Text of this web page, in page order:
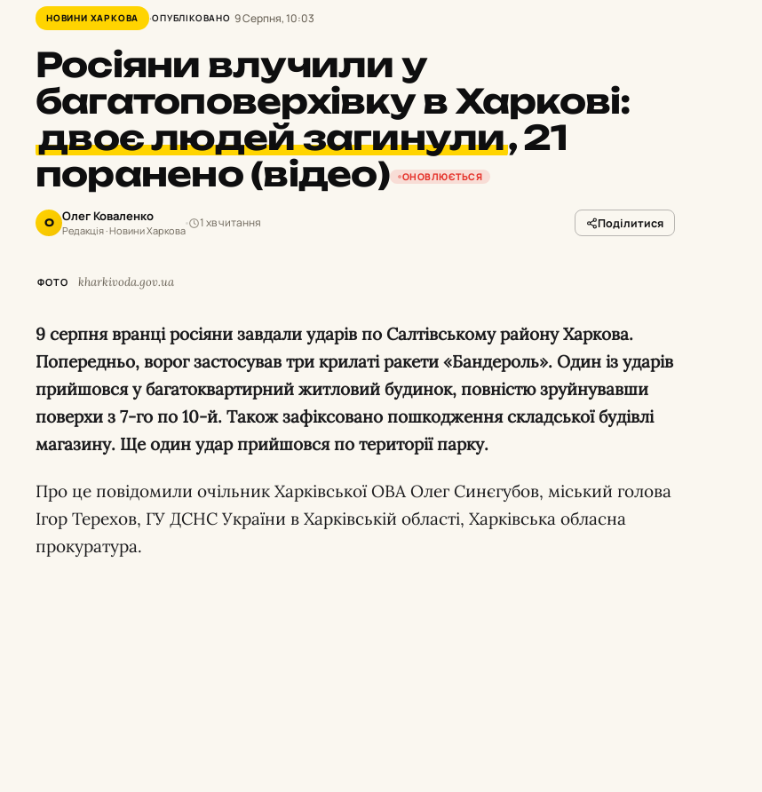
НОВИНИ ХАРКОВА ОПУБЛІКОВАНО 9 Серпня, 10:03
Росіяни влучили у
багатоповерхівку в Харкові:
двоє людей загинули,21
поранено (відео)
ОНОВЛЮЄТЬСЯ
О Олег Коваленко
Редакція · Новини Харкова
1 хв читання Поділитися
ФОТО kharkivoda.gov.ua
9 серпня вранці росіяни завдали ударів по Салтівському району Харкова.
Попередньо, ворог застосував три крилаті ракети «Бандероль». Один із ударів
прийшовся у багатоквартирний житловий будинок, повністю зруйнувавши
поверхи з 7-го по 10-й. Також зафіксовано пошкодження складської будівлі
магазину. Ще один удар прийшовся по території парку.
Про це повідомили очільник Харківської ОВА Олег Синєгубов, міський голова
Ігор Терехов, ГУ ДСНС України в Харківській області, Харківська обласна
прокуратура.